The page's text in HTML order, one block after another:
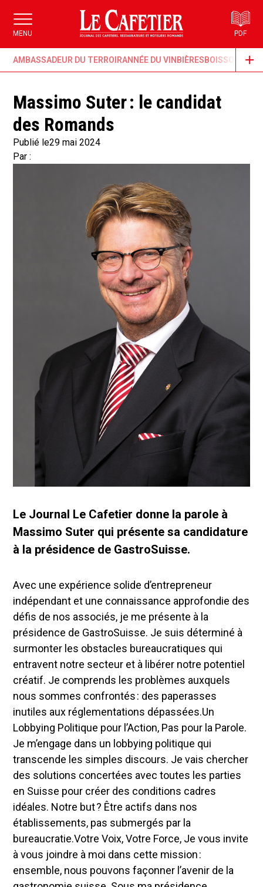
MENU PDF
AMBASSADEUR DU TERROIRANNÉE DU VINBIÈRESBOISSONS &
Massimo Suter : le candidat
des Romands
Publié le29 mai 2024
Par :
Le Journal Le Cafetier donne la parole à
Massimo Suter qui présente sa candidature
à la présidence de GastroSuisse.
Avec une expérience solide d’entrepreneur
indépendant et une connaissance approfondie des
défis de nos associés, je me présente à la
présidence de GastroSuisse. Je suis déterminé à
surmonter les obstacles bureaucratiques qui
entravent notre secteur et à libérer notre potentiel
créatif. Je comprends les problèmes auxquels
nous sommes confrontés : des paperasses
inutiles aux réglementations dépassées.Un
Lobbying Politique pour l’Action, Pas pour la Parole.
Je m’engage dans un lobbying politique qui
transcende les simples discours. Je vais chercher
des solutions concertées avec toutes les parties
en Suisse pour créer des conditions cadres
idéales. Notre but ? Être actifs dans nos
établissements, pas submergés par la
bureaucratie.Votre Voix, Votre Force, Je vous invite
à vous joindre à moi dans cette mission :
ensemble, nous pouvons façonner l’avenir de la